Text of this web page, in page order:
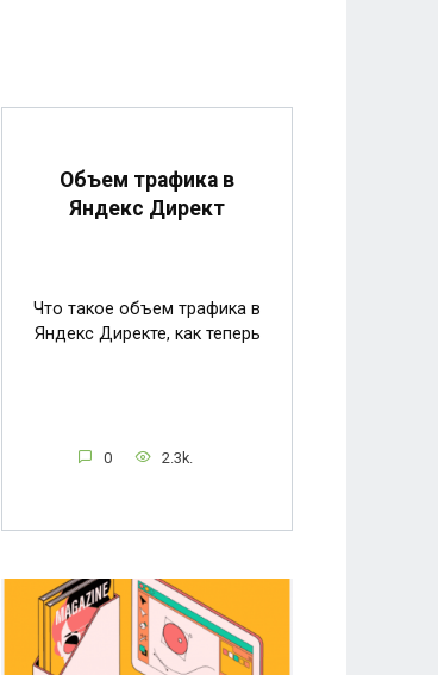
Объем трафика в
Яндекс Директ
Что такое объем трафика в
Яндекс Директе, как теперь
0 2.3k.